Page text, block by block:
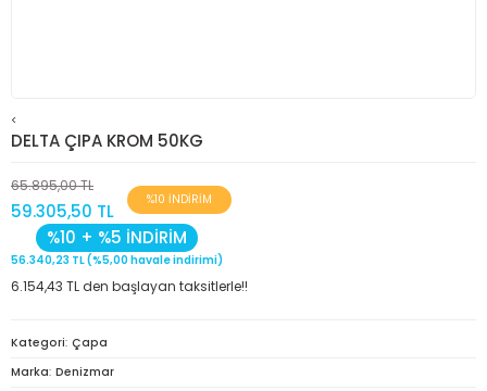
<
DELTA ÇIPA KROM 50KG
65.895,00 TL
59.305,50 TL
%10 İNDİRİM
%10 + %5 İNDİRİM
56.340,23 TL (%5,00 havale indirimi)
6.154,43 TL den başlayan taksitlerle!!
Kategori Çapa
Marka Denizmar